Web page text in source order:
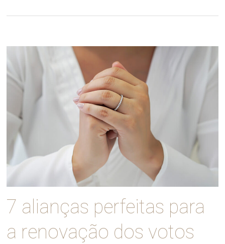
7 alianças perfeitas para
a renovação dos votos